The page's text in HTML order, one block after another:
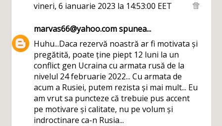
vineri, 6 ianuarie 2023 la 14:53:00 EET
marvas66@yahoo.comspunea...
Huhu...Daca rezervă noastră ar fi motivata și
pregătită, poate ține piept 12 luni la un
conflict gen Ucraina cu armata rusă de la
nivelul 24 februarie 2022... Cu armata de
acum a Rusiei, putem rezista și mai mult... Eu
am vrut sa puncteze că trebuie pus accent
pe motivare și calitate, nu pe volum și
indroctinare ca-n Rusia...